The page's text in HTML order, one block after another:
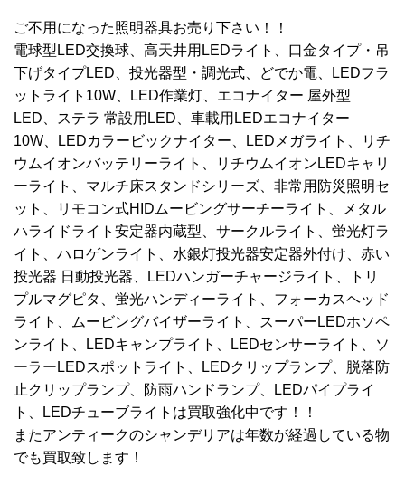
ご不用になった照明器具お売り下さい！！
電球型LED交換球、高天井用LEDライト、口金タイプ・吊
下げタイプLED、投光器型・調光式、どでか電、LEDフラ
ットライト10W、LED作業灯、エコナイター 屋外型
LED、ステラ 常設用LED、車載用LEDエコナイター
10W、LEDカラービックナイター、LEDメガライト、リチ
ウムイオンバッテリーライト、リチウムイオンLEDキャリ
ーライト、マルチ床スタンドシリーズ、非常用防災照明セ
ット、リモコン式HIDムービングサーチーライト、メタル
ハライドライト安定器内蔵型、サークルライト、蛍光灯ラ
イト、ハロゲンライト、水銀灯投光器安定器外付け、赤い
投光器 日動投光器、LEDハンガーチャージライト、トリ
プルマグピタ、蛍光ハンディーライト、フォーカスヘッド
ライト、ムービングバイザーライト、スーパーLEDホソペ
ンライト、LEDキャンプライト、LEDセンサーライト、ソ
ーラーLEDスポットライト、LEDクリップランプ、脱落防
止クリップランプ、防雨ハンドランプ、LEDパイプライ
ト、LEDチューブライトは買取強化中です！！
またアンティークのシャンデリアは年数が経過している物
でも買取致します！